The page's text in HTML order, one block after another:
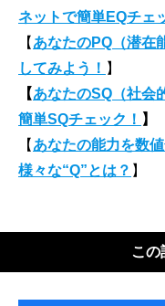
ネットで簡単EQチェ
【 あなたのPQ（潜在
してみよう！ 】
【あなたのSQ（社会
簡単SQチェック！ 】
【 あなたの能力を数
様々な“Q”とは？ 】
この